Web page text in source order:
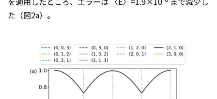
た（図2a）。